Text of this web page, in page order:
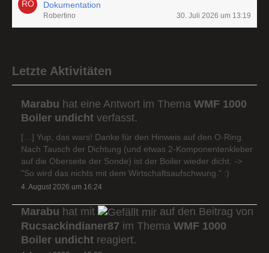
Dokumentation
Robertino 30. Juli 2026 um 13:19
Letzte Aktivitäten
Marabu hat eine Antwort im Thema WMF 1000
Boiler undicht verfasst.
[…] Yup, das wars! Danke für den Hinweis auf den O-Ring.
Nach Tausch der Dichtung (und etwas 2-Komponentenkleber
auf die Oberseite der Sonde) ist der Boiler wieder dicht. ->
"So wird das nichts mit dem Wirtschaftsaufschwung." :)
4. August 2026 um 16:24
Marabu hat mit
auf den Beitrag von
Rucsackindianer87 im Thema WMF 1000
Boiler undicht reagiert.